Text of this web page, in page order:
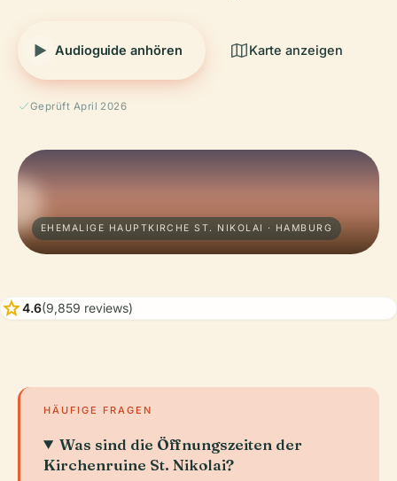
Audioguide anhören Karte anzeigen
Geprüft April 2026
EHEMALIGE HAUPTKIRCHE ST. NIKOLAI · HAMBURG
star4.6(9,859 reviews)
HÄUFIGE FRAGEN
Was sind die Öffnungszeiten der
Kirchenruine St. Nikolai?